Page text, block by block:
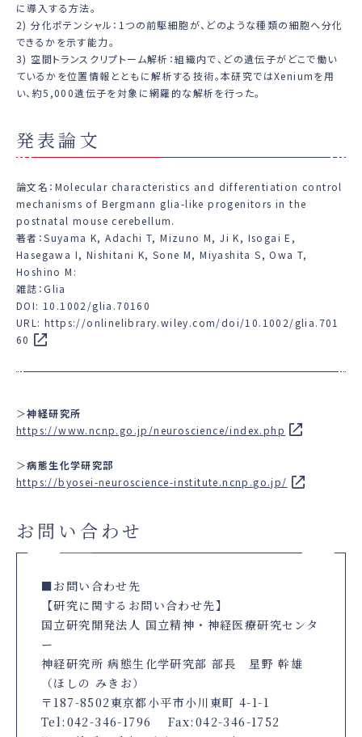
に導入する方法。
2) 分化ポテンシャル：1つの前駆細胞が、どのような種類の細胞へ分化
できるかを示す能力。
3) 空間トランスクリプトーム解析：組織内で、どの遺伝子がどこで働い
ているかを位置情報とともに解析する技術。本研究ではXeniumを用
い、約5,000遺伝子を対象に網羅的な解析を行った。
発表論文
論文名：Molecular characteristics and differentiation control
mechanisms of Bergmann glia-like progenitors in the
postnatal mouse cerebellum.
著者：Suyama K, Adachi T, Mizuno M, Ji K, Isogai E,
Hasegawa I, Nishitani K, Sone M, Miyashita S, Owa T,
Hoshino M:
雑誌：Glia
DOI: 10.1002/glia.70160
URL: https://onlinelibrary.wiley.com/doi/10.1002/glia.701
60
＞神経研究所
https://www.ncnp.go.jp/neuroscience/index.php
＞病態生化学研究部
https://byosei-neuroscience-institute.ncnp.go.jp/
お問い合わせ
■お問い合わせ先
【研究に関するお問い合わせ先】
国立研究開発法人 国立精神・神経医療研究センタ
ー
神経研究所 病態生化学研究部 部長 星野 幹雄
（ほしの みきお）
〒187-8502東京都小平市小川東町 4-1-1
Tel:042-346-1796 Fax:042-346-1752